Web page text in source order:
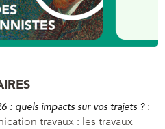
: quels impacts sur vos trajets ?:
travaux : les travaux